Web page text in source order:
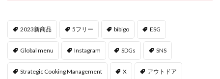
2023新商品 5フリー bibigo ESG
Global menu Instagram SDGs SNS
Strategic Cooking Management X アウトドア